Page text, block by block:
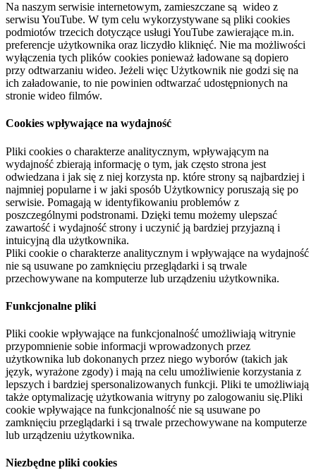
Na naszym serwisie internetowym, zamieszczane są wideo z
serwisu YouTube. W tym celu wykorzystywane są pliki cookies
podmiotów trzecich dotyczące usługi YouTube zawierające m.in.
preferencje użytkownika oraz liczydło kliknięć. Nie ma możliwości
wyłączenia tych plików cookies ponieważ ładowane są dopiero
przy odtwarzaniu wideo. Jeżeli więc Użytkownik nie godzi się na
ich załadowanie, to nie powinien odtwarzać udostępnionych na
stronie wideo filmów.
Cookies wpływające na wydajność
Pliki cookies o charakterze analitycznym, wpływającym na
wydajność zbierają informację o tym, jak często strona jest
odwiedzana i jak się z niej korzysta np. które strony są najbardziej i
najmniej popularne i w jaki sposób Użytkownicy poruszają się po
serwisie. Pomagają w identyfikowaniu problemów z
poszczególnymi podstronami. Dzięki temu możemy ulepszać
zawartość i wydajność strony i uczynić ją bardziej przyjazną i
intuicyjną dla użytkownika.
Pliki cookie o charakterze analitycznym i wpływające na wydajność
nie są usuwane po zamknięciu przeglądarki i są trwale
przechowywane na komputerze lub urządzeniu użytkownika.
Funkcjonalne pliki
Pliki cookie wpływające na funkcjonalność umożliwiają witrynie
przypomnienie sobie informacji wprowadzonych przez
użytkownika lub dokonanych przez niego wyborów (takich jak
język, wyrażone zgody) i mają na celu umożliwienie korzystania z
lepszych i bardziej spersonalizowanych funkcji. Pliki te umożliwiają
także optymalizację użytkowania witryny po zalogowaniu się.Pliki
cookie wpływające na funkcjonalność nie są usuwane po
zamknięciu przeglądarki i są trwale przechowywane na komputerze
lub urządzeniu użytkownika.
Niezbędne pliki cookies